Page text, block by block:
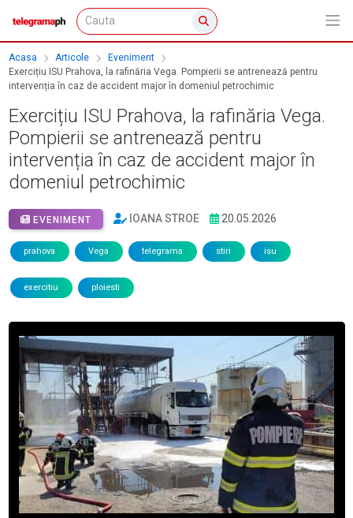
Acasa Articole
Eveniment
Exercițiu ISU Prahova, la rafinăria Vega. Pompierii se antrenează pentru
intervenția în caz de accident major în domeniul petrochimic
Exercițiu ISU Prahova, la rafinăria Vega.
Pompierii se antrenează pentru
intervenția în caz de accident major în
domeniul petrochimic
EVENIMENT IOANA STROE 20.05.2026
prahova Vega telegrama stiri isu
exercitiu ploiesti